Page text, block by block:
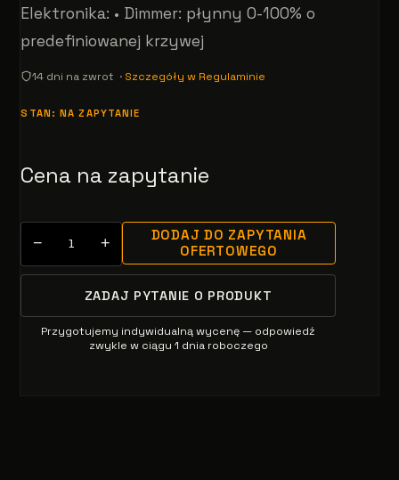
Elektronika: • Dimmer: płynny 0-100% o
predefiniowanej krzywej
14 dni na zwrot · Szczegóły w Regulaminie
STAN: NA ZAPYTANIE
Cena na zapytanie
− +
DODAJ DO ZAPYTANIA
OFERTOWEGO
ZADAJ PYTANIE O PRODUKT
Przygotujemy indywidualną wycenę — odpowiedź
zwykle w ciągu 1 dnia roboczego